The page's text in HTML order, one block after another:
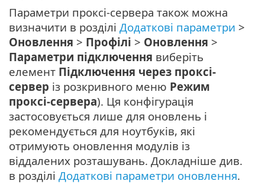
Параметри проксі-сервера також можна
визначити в розділі Додаткові параметри >
Оновлення > Профілі > Оновлення >
Параметри підключення виберіть
елемент Підключення через проксі-
сервер із розкривного меню Режим
проксі-сервера). Ця конфігурація
застосовується лише для оновлень і
рекомендується для ноутбуків, які
отримують оновлення модулів із
віддалених розташувань. Докладніше див.
в розділі Додаткові параметри оновлення.